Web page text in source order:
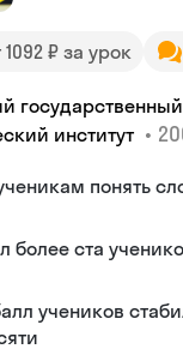
1092 ₽ за урок
государственный
институт •
понять
более ста
учеников